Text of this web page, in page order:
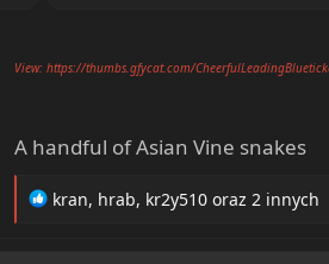
View: https://thumbs.gfycat.com/
A handful of Asian Vine snakes
R
kran, hrab, kr2y510 oraz 2 innych